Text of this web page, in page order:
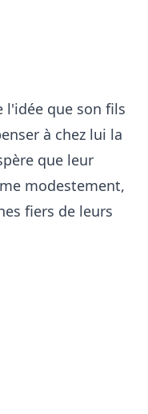
l'idée que son fils
à chez lui la
que leur
modestement,
fiers de leurs